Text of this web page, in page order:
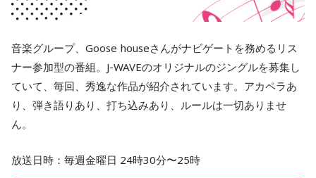
音楽グループ、Goose houseさんがナビゲートを務めるリス
ナー参加型の番組。J-WAVEのオリジナルのジングルを募集し
ていて、毎回、秀逸な作品が紹介されています。アカペラあ
り、弾き語りあり、打ち込みあり、ルールは一切ありませ
ん。
放送日時：毎週金曜日 24時30分〜25時